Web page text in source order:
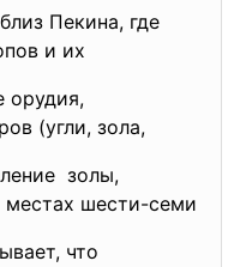
Пекина, где
и их
орудия,
(угли, зола,
золы,
шести-семи
что